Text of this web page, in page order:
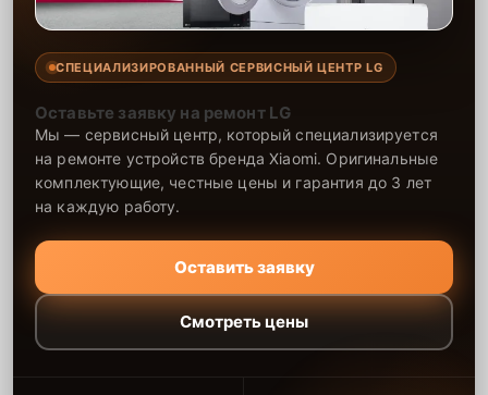
СПЕЦИАЛИЗИРОВАННЫЙ СЕРВИСНЫЙ ЦЕНТР LG
Оставьте заявку на ремонт LG
Мы — сервисный центр, который специализируется
на ремонте устройств бренда Xiaomi. Оригинальные
комплектующие, честные цены и гарантия до 3 лет
на каждую работу.
Оставить заявку
Смотреть цены